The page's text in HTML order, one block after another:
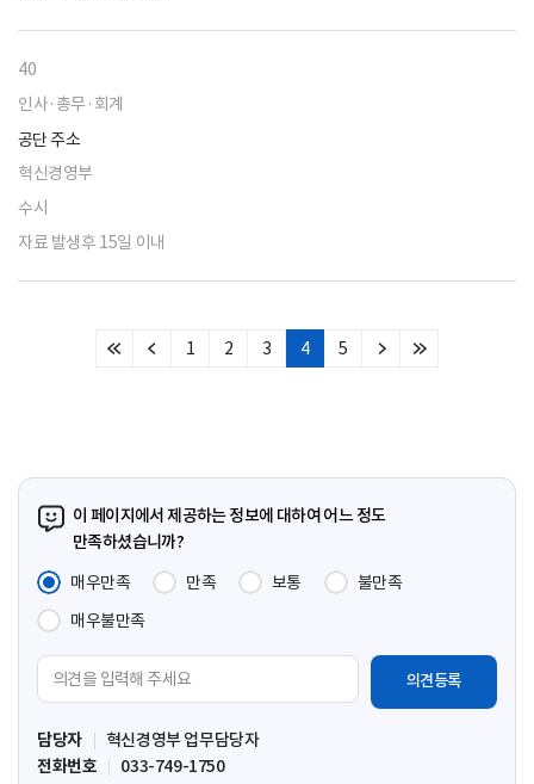
40
인사·총무·회계
공단 주소
혁신경영부
수시
자료 발생후 15일 이내
처
이
1 2 3 4 5
다
마
이 페이지에서 제공하는 정보에 대하여 어느 정도
만족하셨습니까?
매우만족
만족 보통
불만족
매우불만족
견
입
력
담당자
혁신경영부 업무담당자
전화번호
033-749-1750